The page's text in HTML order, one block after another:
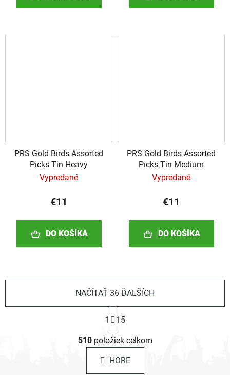
PRS Gold Birds Assorted
Picks Tin Heavy
Vypredané
€11
DO KOŠÍKA
PRS Gold Birds Assorted
Picks Tin Medium
Vypredané
€11
DO KOŠÍKA
O
v
l
á
NAČÍTAŤ 36 ĎALŠÍCH
S
t
r
á
n
k
1 15
510položiek celkom
HORE